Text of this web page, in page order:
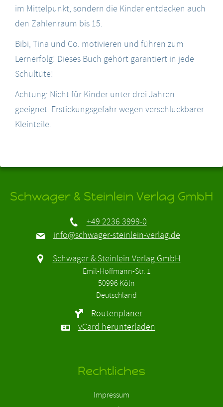
im Mittelpunkt, sondern die Kinder entdecken auch
den Zahlenraum bis 15.
Bibi, Tina und Co. motivieren und führen zum
Lernerfolg! Dieses Buch gehört garantiert in jede
Schultüte!
Achtung: Nicht für Kinder unter drei Jahren
geeignet. Erstickungsgefahr wegen verschluckbarer
Kleinteile.
Schwager & Steinlein Verlag GmbH
+49 2236 3999-0
info@schwager-steinlein-verlag.de
Schwager & Steinlein Verlag GmbH
Emil-Hoffmann-Str. 1
50996 Köln
Deutschland
Routenplaner
vCard herunterladen
Rechtliches
Impressum